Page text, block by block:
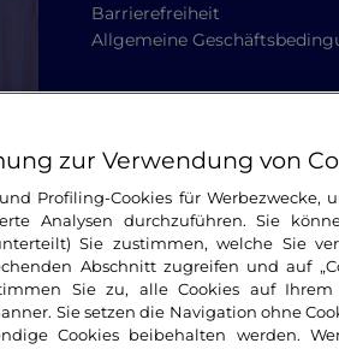
Barrierefreiheit
Allgemeine
zur Verwendung von
Profiling-Cookies für Werbezwecke,
Analysen durchzuführen. Sie
Sie zustimmen, welche Sie
Abschnitt zugreifen und auf
Sie zu, alle Cookies auf
Sie setzen die Navigation ohne
Cookies beibehalten werden.